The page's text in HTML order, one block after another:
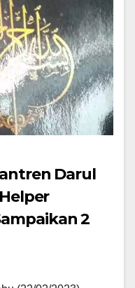
Darul
2